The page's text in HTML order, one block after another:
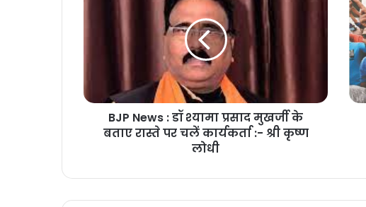
BJP News : डॉ श्यामा प्रसाद मुखर्जी के
बताए रास्ते पर चलें कार्यकर्ता :- श्री कृष्ण
लोधी